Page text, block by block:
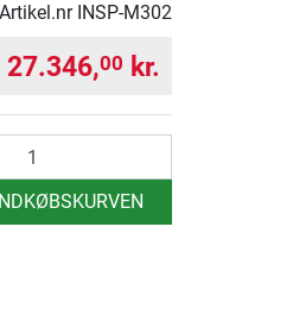
Artikel.nr INSP-M302
27.346,00 kr.